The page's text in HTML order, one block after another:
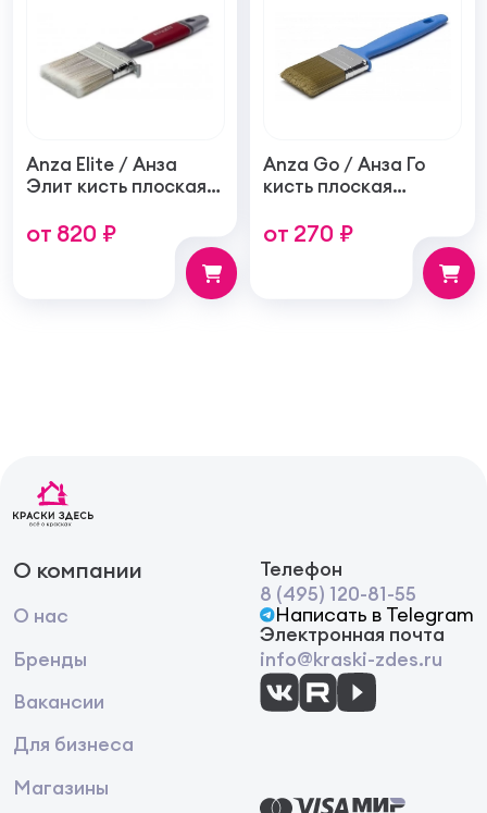
Anza Elite / Анза
Элит кисть плоская
синтетическая,
от 820 ₽
Anza Go / Анза Го
кисть плоская
синтетическая
от 270 ₽
О компании
О нас
Бренды
Вакансии
Для бизнеса
Магазины
Телефон
8 (495) 120-81-55
Написать в Telegram
Электронная почта
info@kraski-zdes.ru